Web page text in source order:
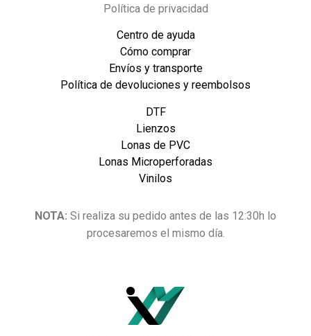
Política de privacidad
Centro de ayuda
Cómo comprar
Envíos y transporte
Política de devoluciones y reembolsos
DTF
Lienzos
Lonas de PVC
Lonas Microperforadas
Vinilos
NOTA: Si realiza su pedido antes de las 12:30h lo
procesaremos el mismo día.